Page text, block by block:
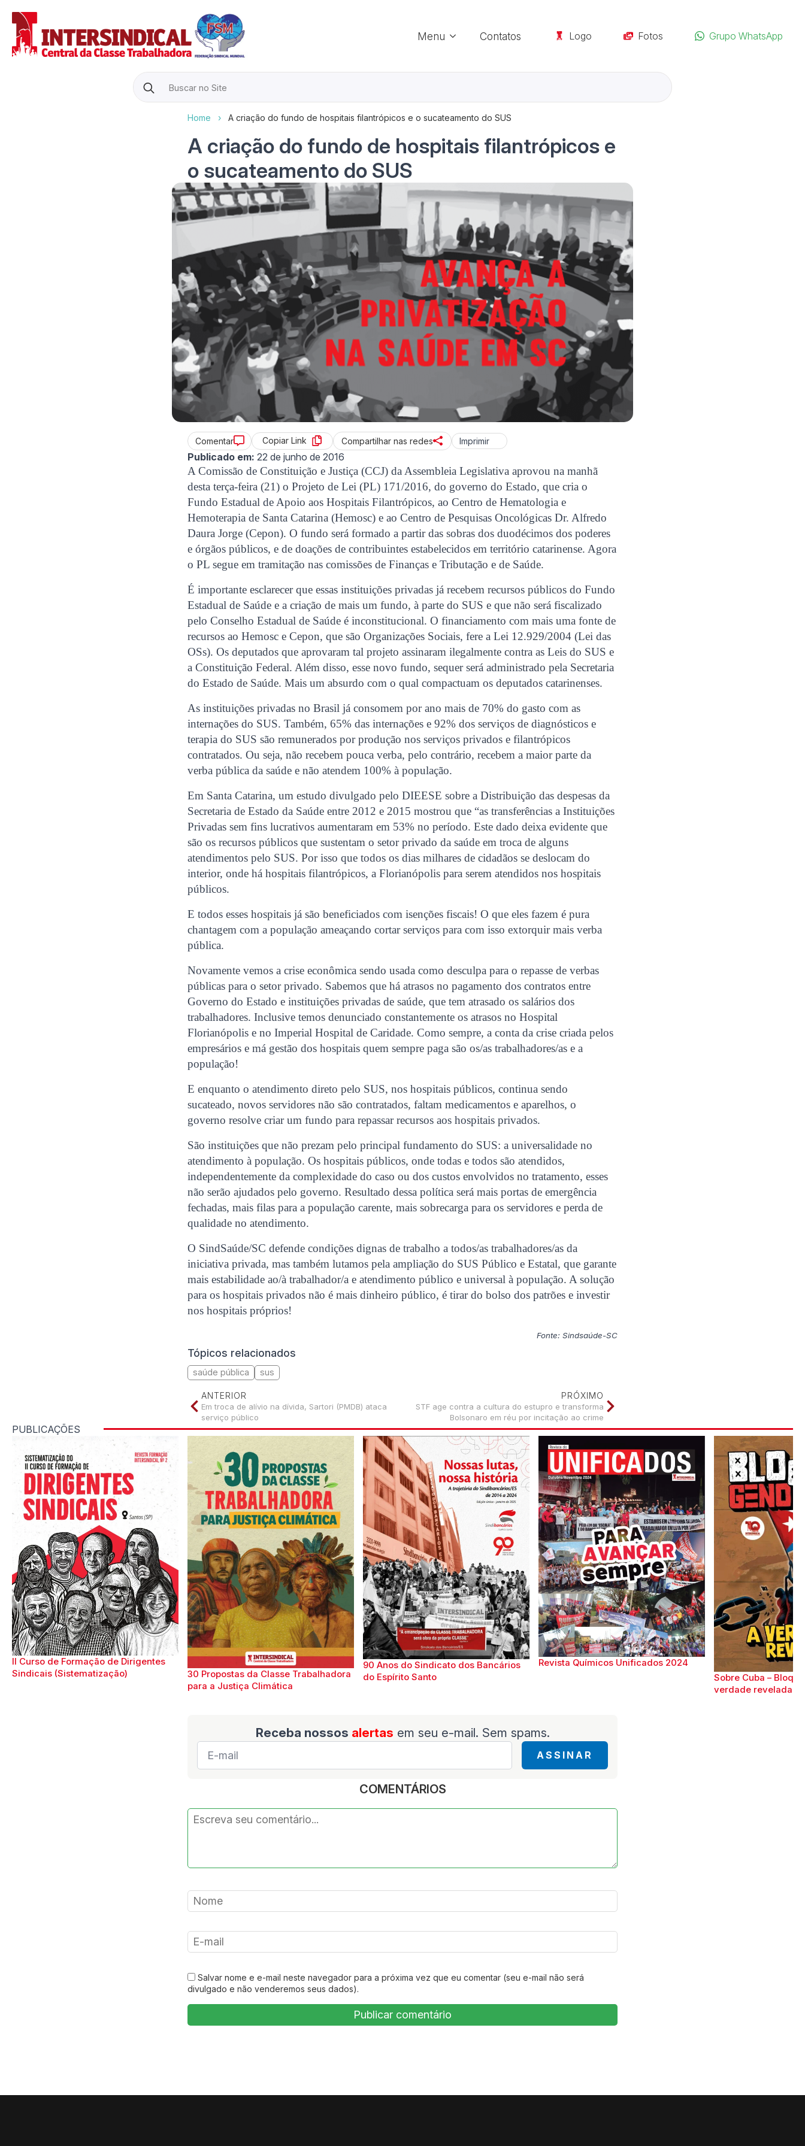
Menu Contatos Logo Fotos Grupo WhatsApp
Search
for:
Home › A criação do fundo de hospitais filantrópicos e o sucateamento do SUS
A criação do fundo de hospitais filantrópicos e
o sucateamento do SUS
Comentar Copiar Link Compartilhar nas redes Imprimir
Publicado em: 22 de junho de 2016
A Comissão de Constituição e Justiça (CCJ) da Assembleia Legislativa aprovou na manhã
desta terça-feira (21) o Projeto de Lei (PL) 171/2016, do governo do Estado, que cria o
Fundo Estadual de Apoio aos Hospitais Filantrópicos, ao Centro de Hematologia e
Hemoterapia de Santa Catarina (Hemosc) e ao Centro de Pesquisas Oncológicas Dr. Alfredo
Daura Jorge (Cepon). O fundo será formado a partir das sobras dos duodécimos dos poderes
e órgãos públicos, e de doações de contribuintes estabelecidos em território catarinense. Agora
o PL segue em tramitação nas comissões de Finanças e Tributação e de Saúde.
É importante esclarecer que essas instituições privadas já recebem recursos públicos do Fundo
Estadual de Saúde e a criação de mais um fundo, à parte do SUS e que não será fiscalizado
pelo Conselho Estadual de Saúde é inconstitucional. O financiamento com mais uma fonte de
recursos ao Hemosc e Cepon, que são Organizações Sociais, fere a Lei 12.929/2004 (Lei das
OSs). Os deputados que aprovaram tal projeto assinaram ilegalmente contra as Leis do SUS e
a Constituição Federal. Além disso, esse novo fundo, sequer será administrado pela Secretaria
do Estado de Saúde. Mais um absurdo com o qual compactuam os deputados catarinenses.
As instituições privadas no Brasil já consomem por ano mais de 70% do gasto com as
internações do SUS. Também, 65% das internações e 92% dos serviços de diagnósticos e
terapia do SUS são remunerados por produção nos serviços privados e filantrópicos
contratados. Ou seja, não recebem pouca verba, pelo contrário, recebem a maior parte da
verba pública da saúde e não atendem 100% à população.
Em Santa Catarina, um estudo divulgado pelo DIEESE sobre a Distribuição das despesas da
Secretaria de Estado da Saúde entre 2012 e 2015 mostrou que “as transferências a Instituições
Privadas sem fins lucrativos aumentaram em 53% no período. Este dado deixa evidente que
são os recursos públicos que sustentam o setor privado da saúde em troca de alguns
atendimentos pelo SUS. Por isso que todos os dias milhares de cidadãos se deslocam do
interior, onde há hospitais filantrópicos, a Florianópolis para serem atendidos nos hospitais
públicos.
E todos esses hospitais já são beneficiados com isenções fiscais! O que eles fazem é pura
chantagem com a população ameaçando cortar serviços para com isso extorquir mais verba
pública.
Novamente vemos a crise econômica sendo usada como desculpa para o repasse de verbas
públicas para o setor privado. Sabemos que há atrasos no pagamento dos contratos entre
Governo do Estado e instituições privadas de saúde, que tem atrasado os salários dos
trabalhadores. Inclusive temos denunciado constantemente os atrasos no Hospital
Florianópolis e no Imperial Hospital de Caridade. Como sempre, a conta da crise criada pelos
empresários e má gestão dos hospitais quem sempre paga são os/as trabalhadores/as e a
população!
E enquanto o atendimento direto pelo SUS, nos hospitais públicos, continua sendo
sucateado, novos servidores não são contratados, faltam medicamentos e aparelhos, o
governo resolve criar um fundo para repassar recursos aos hospitais privados.
São instituições que não prezam pelo principal fundamento do SUS: a universalidade no
atendimento à população. Os hospitais públicos, onde todas e todos são atendidos,
independentemente da complexidade do caso ou dos custos envolvidos no tratamento, esses
não serão ajudados pelo governo. Resultado dessa política será mais portas de emergência
fechadas, mais filas para a população carente, mais sobrecarga para os servidores e perda de
qualidade no atendimento.
O SindSaúde/SC defende condições dignas de trabalho a todos/as trabalhadores/as da
iniciativa privada, mas também lutamos pela ampliação do SUS Público e Estatal, que garante
mais estabilidade ao/à trabalhador/a e atendimento público e universal à população. A solução
para os hospitais privados não é mais dinheiro público, é tirar do bolso dos patrões e investir
nos hospitais próprios!
Fonte: Sindsaúde-SC
Tópicos relacionados
saúde pública sus
PRÓXIMO
STF age contra a cultura do estupro e transforma
Bolsonaro em réu por incitação ao crime
ANTERIOR
Em troca de alívio na dívida, Sartori (PMDB) ataca
serviço público
PUBLICAÇÕES
II Curso de Formação de Dirigentes
Sindicais (Sistematização)
30 Propostas da Classe Trabalhadora
para a Justiça Climática
90 Anos do Sindicato dos Bancários
do Espírito Santo
Revista Químicos Unificados 2024
Sobre Cuba –
verdade revelada
Receba nossos alertas em seu e-mail. Sem spams.
E-
mail
ASSINAR
COMENTÁRIOS
Salvar nome e e-mail neste navegador para a próxima vez que eu comentar (seu e-mail não será
divulgado e não venderemos seus dados).